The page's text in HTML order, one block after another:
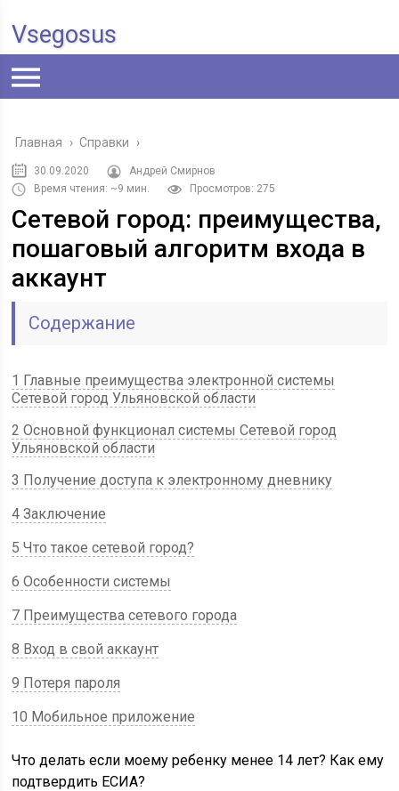
Vsegosus
Главная › Справки ›
30.09.2020
Андрей Смирнов
Время чтения: ~9 мин.
Просмотров: 275
Сетевой город: преимущества,
пошаговый алгоритм входа в
аккаунт
Содержание
1 Главные преимущества электронной системы
Сетевой город Ульяновской области
2 Основной функционал системы Сетевой город
Ульяновской области
3 Получение доступа к электронному дневнику
4 Заключение
5 Что такое сетевой город?
6 Особенности системы
7 Преимущества сетевого города
8 Вход в свой аккаунт
9 Потеря пароля
10 Мобильное приложение
Что делать если моему ребенку менее 14 лет? Как ему
подтвердить ЕСИА?